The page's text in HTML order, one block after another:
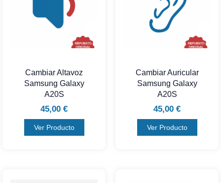
Cambiar Altavoz
Samsung Galaxy
A20S
45,00 €
Ver Producto
Cambiar Auricular
Samsung Galaxy
A20S
45,00 €
Ver Producto